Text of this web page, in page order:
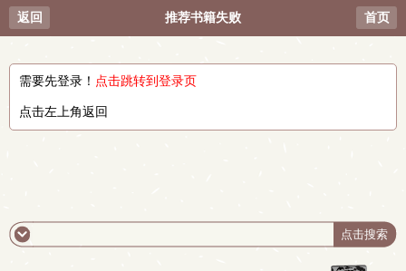
返回 推荐书籍失败 首页
需要先登录！ 点击跳转到登录页
点击左上角返回